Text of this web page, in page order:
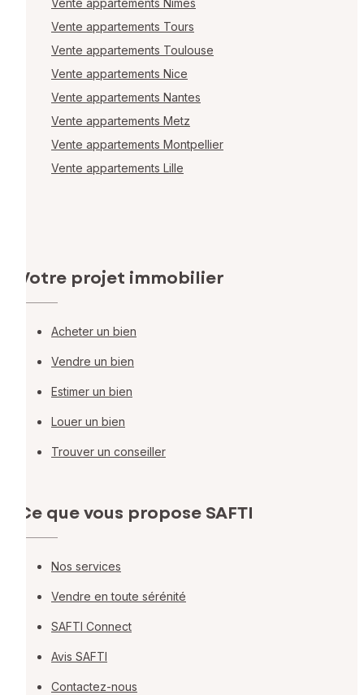
Vente appartements Nîmes
Vente appartements Tours
Vente appartements Toulouse
Vente appartements Nice
Vente appartements Nantes
Vente appartements Metz
Vente appartements Montpellier
Vente appartements Lille
Votre projet immobilier
Acheter un bien
Vendre un bien
Estimer un bien
Louer un bien
Trouver un conseiller
Ce que vous propose SAFTI
Nos services
Vendre en toute sérénité
SAFTI Connect
Avis SAFTI
Contactez-nous